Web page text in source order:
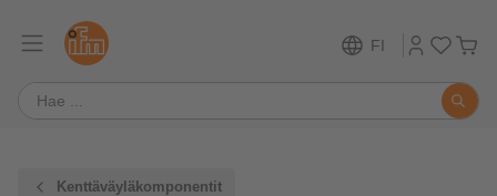
FI
Kenttäväyläkomponentit